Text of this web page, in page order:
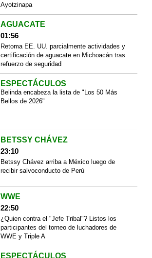
Ayotzinapa
AGUACATE
01:56
Retoma EE. UU. parcialmente actividades y
certificación de aguacate en Michoacán tras
refuerzo de seguridad
ESPECTÁCULOS
Belinda encabeza la lista de "Los 50 Más
Bellos de 2026"
BETSSY CHÁVEZ
23:10
Betssy Chávez arriba a México luego de
recibir salvoconducto de Perú
WWE
22:50
¿Quien contra el "Jefe Tribal"? Listos los
participantes del torneo de luchadores de
WWE y Triple A
ESPECTÁCULOS